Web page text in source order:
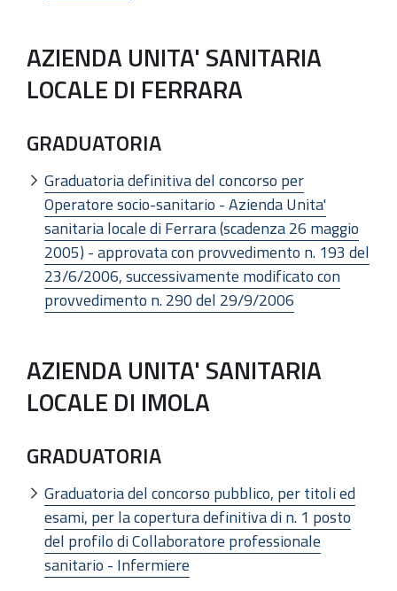
AZIENDA UNITA' SANITARIA
LOCALE DI FERRARA
GRADUATORIA
Graduatoria definitiva del concorso per
Operatore socio-sanitario - Azienda Unita'
sanitaria locale di Ferrara (scadenza 26 maggio
2005) - approvata con provvedimento n. 193 del
23/6/2006, successivamente modificato con
provvedimento n. 290 del 29/9/2006
AZIENDA UNITA' SANITARIA
LOCALE DI IMOLA
GRADUATORIA
Graduatoria del concorso pubblico, per titoli ed
esami, per la copertura definitiva di n. 1 posto
del profilo di Collaboratore professionale
sanitario - Infermiere